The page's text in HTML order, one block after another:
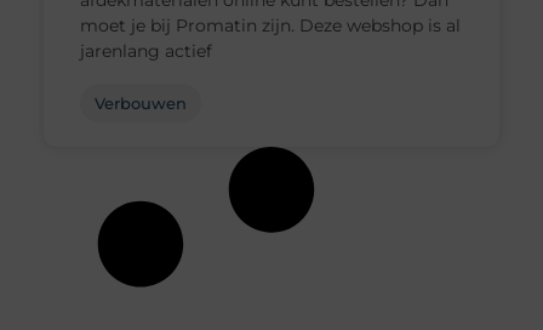
moet je bij Promatin zijn. Deze webshop is al
jarenlang actief
Verbouwen